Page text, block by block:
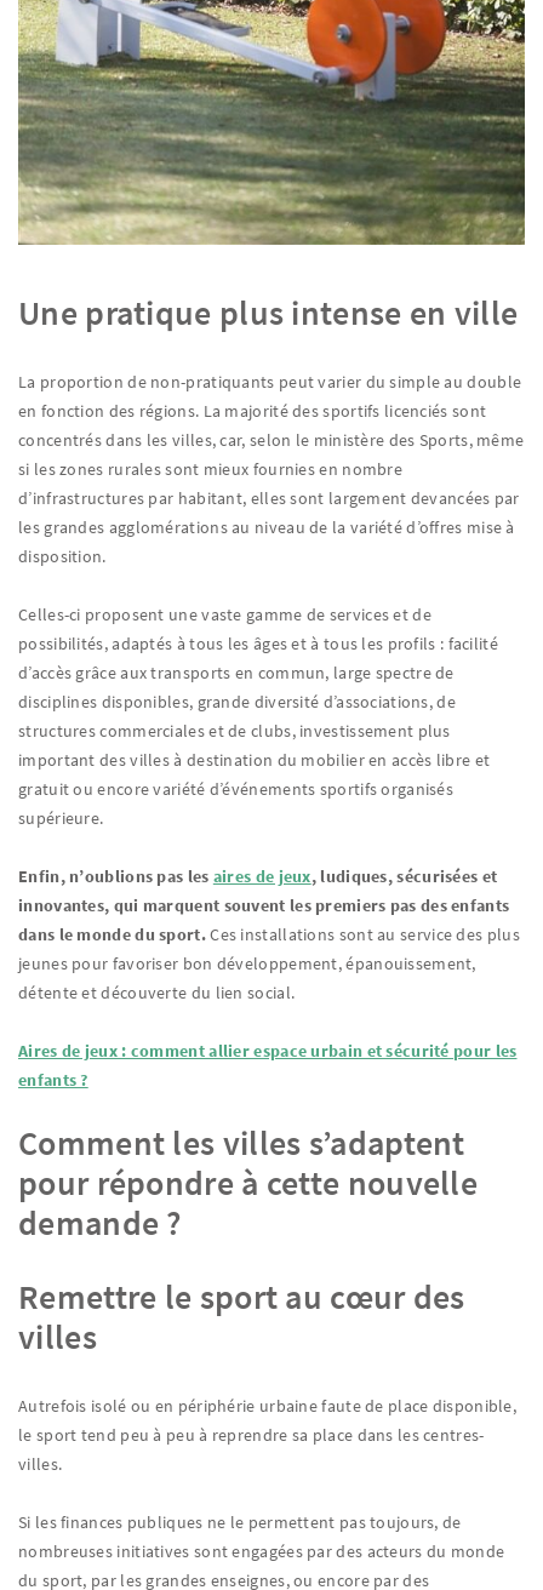
Une pratique plus intense en ville
La proportion de non-pratiquants peut varier du simple au double
en fonction des régions. La majorité des sportifs licenciés sont
concentrés dans les villes, car, selon le ministère des Sports, même
si les zones rurales sont mieux fournies en nombre
d’infrastructures par habitant, elles sont largement devancées par
les grandes agglomérations au niveau de la variété d’offres mise à
disposition.
Celles-ci proposent une vaste gamme de services et de
possibilités, adaptés à tous les âges et à tous les profils : facilité
d’accès grâce aux transports en commun, large spectre de
disciplines disponibles, grande diversité d’associations, de
structures commerciales et de clubs, investissement plus
important des villes à destination du mobilier en accès libre et
gratuit ou encore variété d’événements sportifs organisés
supérieure.
Enfin, n’oublions pas les aires de jeux, ludiques, sécurisées et
innovantes, qui marquent souvent les premiers pas des enfants
dans le monde du sport.Ces installations sont au service des plus
jeunes pour favoriser bon développement, épanouissement,
détente et découverte du lien social.
Aires de jeux : comment allier espace urbain et sécurité pour les
enfants ?
Comment les villes s’adaptent
pour répondre à cette nouvelle
demande ?
Remettre le sport au cœur des
villes
Autrefois isolé ou en périphérie urbaine faute de place disponible,
le sport tend peu à peu à reprendre sa place dans les centres-
villes.
Si les finances publiques ne le permettent pas toujours, de
nombreuses initiatives sont engagées par des acteurs du monde
du sport, par les grandes enseignes, ou encore par des